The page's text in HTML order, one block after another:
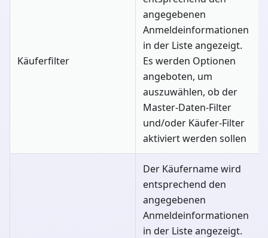
Käuferfilter
angegebenen
Anmeldeinformationen
in der Liste angezeigt.
Es werden Optionen
angeboten, um
auszuwählen, ob der
Master-Daten-Filter
und/oder Käufer-Filter
aktiviert werden sollen
Der Käufername wird
entsprechend den
angegebenen
Anmeldeinformationen
in der Liste angezeigt.